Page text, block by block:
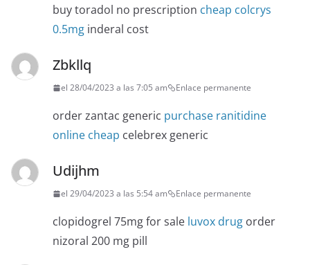
buy toradol no prescription cheap colcrys
0.5mg inderal cost
Zbkllq
el 28/04/2023 a las 7:05 am Enlace permanente
order zantac generic purchase ranitidine
online cheap celebrex generic
Udijhm
el 29/04/2023 a las 5:54 am Enlace permanente
clopidogrel 75mg for sale luvox drug order
nizoral 200 mg pill